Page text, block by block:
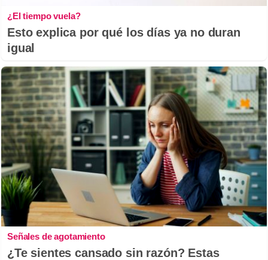
¿El tiempo vuela?
Esto explica por qué los días ya no duran
igual
Señales de agotamiento
¿Te sientes cansado sin razón? Estas